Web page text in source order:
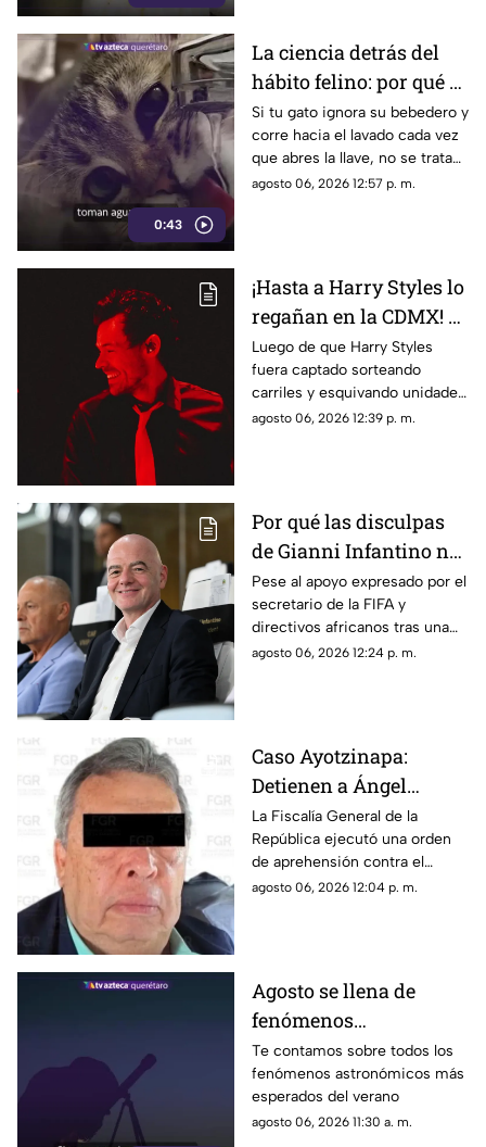
0:43
La ciencia detrás del
hábito felino: por qué el
agua en movimiento
del grifo es irresistible
para los gatos
Si tu gato ignora su bebedero y
corre hacia el lavado cada vez
que abres la llave, no se trata
de un capricho
agosto 06, 2026 12:57 p. m.
¡Hasta a Harry Styles lo
regañan en la CDMX! El
Metrobús aprovechó
que el cantante salió a
correr por Reforma
para darle un consejo
Luego de que Harry Styles
fuera captado sorteando
carriles y esquivando unidades
de transporte durante sus
agosto 06, 2026 12:39 p. m.
Por qué las disculpas
de Gianni Infantino no
lograron frenar el
posicionamiento de la
UEFA
Pese al apoyo expresado por el
secretario de la FIFA y
directivos africanos tras una
reunión de emergencia, la
agosto 06, 2026 12:24 p. m.
Caso Ayotzinapa:
Detienen a Ángel
Aguirre, exgobernador
de Guerrero
La Fiscalía General de la
República ejecutó una orden
de aprehensión contra el
exmandatario de Guerrero por
agosto 06, 2026 12:04 p. m.
Agosto se llena de
fenómenos
astronómicos: las
fechas para verlos
gratis desde Querétaro
Te contamos sobre todos los
fenómenos astronómicos más
esperados del verano
agosto 06, 2026 11:30 a. m.